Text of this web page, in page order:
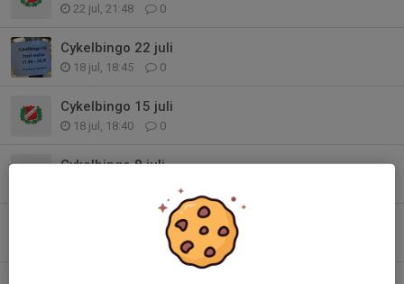
22 jul, 21:48 0
Cykelbingo 22 juli
18 jul, 18:45 0
Cykelbingo 15 juli
18 jul, 18:40 0
Cykelbingo 8 juli